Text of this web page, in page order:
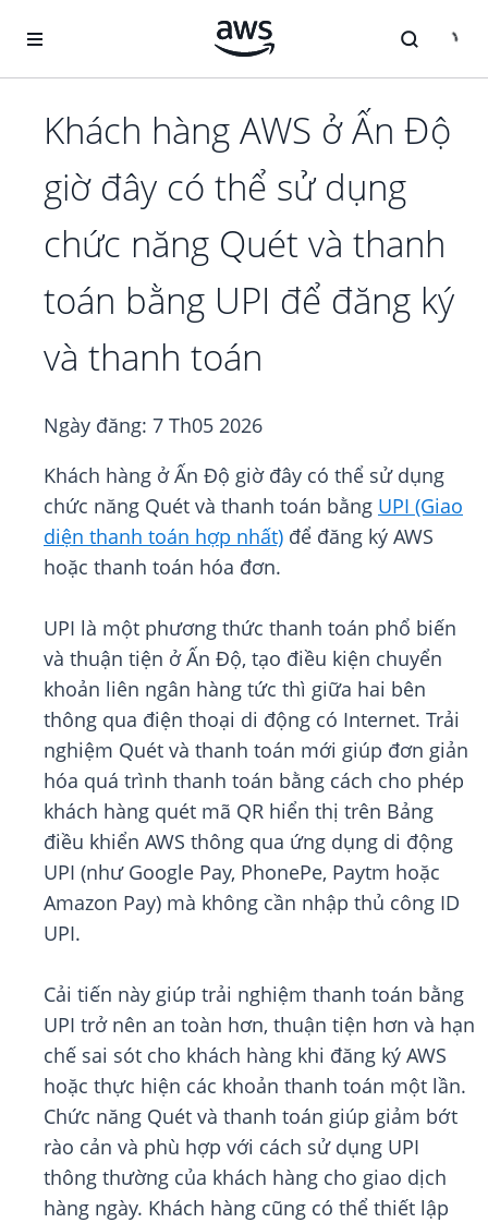
Khách hàng AWS ở Ấn Độ
giờ đây có thể sử dụng
chức năng Quét và thanh
toán bằng UPI để đăng ký
và thanh toán
Ngày đăng: 7 Th05 2026
Khách hàng ở Ấn Độ giờ đây có thể sử dụng
chức năng Quét và thanh toán bằng UPI (Giao
diện thanh toán hợp nhất) để đăng ký AWS
hoặc thanh toán hóa đơn.
UPI là một phương thức thanh toán phổ biến
và thuận tiện ở Ấn Độ, tạo điều kiện chuyển
khoản liên ngân hàng tức thì giữa hai bên
thông qua điện thoại di động có Internet. Trải
nghiệm Quét và thanh toán mới giúp đơn giản
hóa quá trình thanh toán bằng cách cho phép
khách hàng quét mã QR hiển thị trên Bảng
điều khiển AWS thông qua ứng dụng di động
UPI (như Google Pay, PhonePe, Paytm hoặc
Amazon Pay) mà không cần nhập thủ công ID
UPI.
Cải tiến này giúp trải nghiệm thanh toán bằng
UPI trở nên an toàn hơn, thuận tiện hơn và hạn
chế sai sót cho khách hàng khi đăng ký AWS
hoặc thực hiện các khoản thanh toán một lần.
Chức năng Quét và thanh toán giúp giảm bớt
rào cản và phù hợp với cách sử dụng UPI
thông thường của khách hàng cho giao dịch
hàng ngày. Khách hàng cũng có thể thiết lập